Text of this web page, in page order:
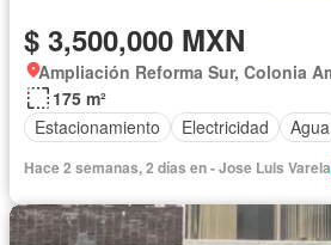
$ 3,500,000 MXN
175 m²
Estacionamiento
Electricidad Agua
Hace 2 semanas, 2 días en - Jose Luis Varela